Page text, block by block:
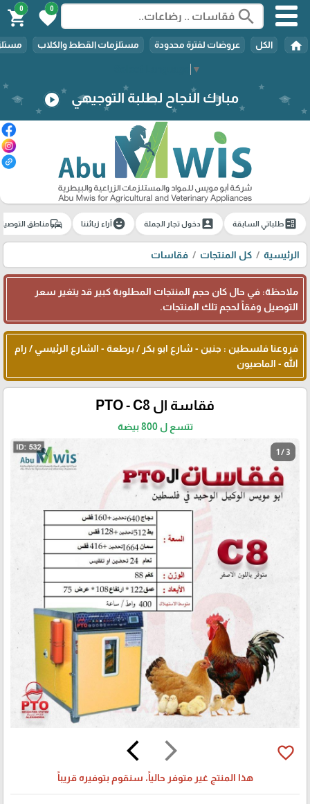
▼
search
0
favorite
0
shopping_cart
home الكل عروضات لفترة محدودة مستلزمات القطط والكلاب
مبارك النجاح لطلبة التوجيهي play_circle
ballotطلباتي السابقة account_boxدخول تجار الجملة emoji_emotionsآراء زبائننا commuteمناطق
الرئيسية كل المنتجات فقاسات
ملاحظة: في حال كان حجم المنتجات المطلوبة كبير قد يتغير سعر
التوصيل وفقاً لحجم تلك المنتجات.
فروعنا فلسطين : جنين - شارع ابو بكر / برطعة - الشارع الرئيسي / رام
الله - الماصيون
فقاسة ال PTO - C8
تتسع ل 800 بيضة
1 / 3
arrow_forward_ios
arrow_back_ios favorite_border
هذا المنتج غير متوفر حالياً، سنقوم بتوفيره قريباً